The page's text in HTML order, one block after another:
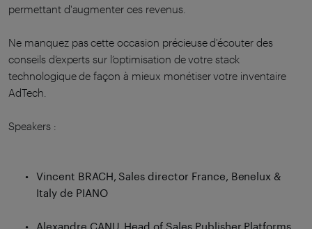
permettant d'augmenter ces revenus.
Ne manquez pas cette occasion précieuse d'écouter des
conseils d’experts sur l’optimisation de votre stack
technologique de façon à mieux monétiser votre inventaire
AdTech.
Speakers :
Vincent BRACH, Sales director France, Benelux &
Italy de PIANO
Alexandre CANU, Head of Sales Publisher Platforms